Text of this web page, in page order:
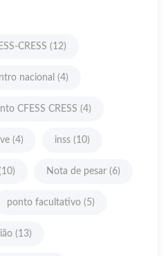
CRESS (12)
nacional (4)
CFESS CRESS (4)
(4) inss (10)
Nota de pesar (6)
ponto facultativo (5)
(13)